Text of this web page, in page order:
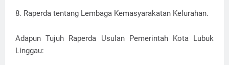
8. Raperda tentang Lembaga Kemasyarakatan Kelurahan.
Adapun Tujuh Raperda Usulan Pemerintah Kota Lubuk
Linggau: